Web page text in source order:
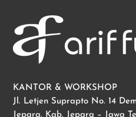
KANTOR & WORKSHOP
Jl. Letjen Suprapto No. 14
Jepara. Kab. Jepara – Jawa